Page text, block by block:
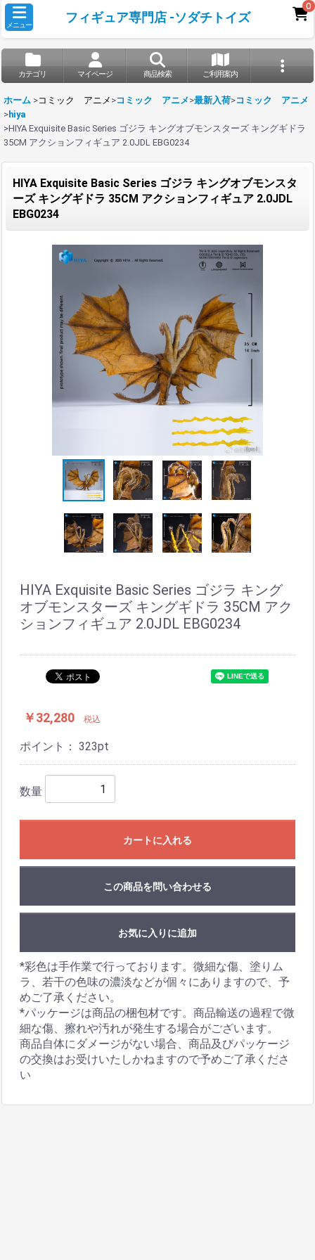
メニュー
フィギュア専門店 -ソダチトイズ
0
カテゴリ マイページ 商品検索 ご利用案内
ホーム >コミック アニメ >コミック アニメ >最新入荷>コミック アニメ
>hiya
>HIYA Exquisite Basic Series ゴジラ キングオブモンスターズ キングギドラ
35CM アクションフィギュア 2.0JDL EBG0234
HIYA Exquisite Basic Series ゴジラ キングオブモンスタ
ーズ キングギドラ 35CM アクションフィギュア 2.0JDL
EBG0234
HIYA Exquisite Basic Series ゴジラ キング
オブモンスターズ キングギドラ 35CM アク
ションフィギュア 2.0JDL EBG0234
￥32,280 税込
ポイント： 323pt
数量
カートに入れる
この商品を問い合わせる
お気に入りに追加
*彩色は手作業で行っております。微細な傷、塗りム
ラ、若干の色味の濃淡などが個々にありますので、予
めご了承ください。
*パッケージは商品の梱包材です。商品輸送の過程で微
細な傷、擦れや汚れが発生する場合がございます。
商品自体にダメージがない場合、商品及びパッケージ
の交換はお受けいたしかねますので予めご了承くださ
い